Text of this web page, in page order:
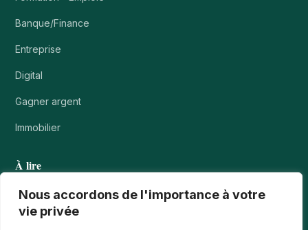
Nous accordons de l'importance à votre
vie privée
Banque/Finance
Entreprise
Digital
Gagner argent
Immobilier
À lire
Tournois casino : comprendre points, rangs et…
Les paiements numériques face aux nouvelles cyberfraudes